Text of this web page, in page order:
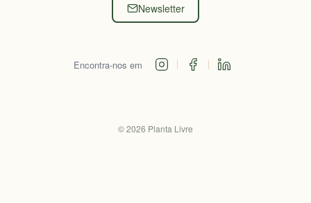
Newsletter
Encontra-nos em
©2026 Planta Livre